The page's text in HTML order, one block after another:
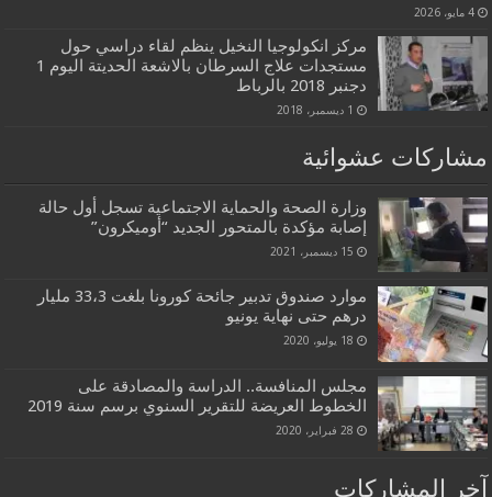
4 مايو، 2026
مركز انكولوجيا النخيل ينظم لقاء دراسي حول
مستجدات علاج السرطان بالاشعة الحديتة اليوم 1
دجنبر 2018 بالرباط
1 ديسمبر، 2018
مشاركات عشوائية
وزارة الصحة والحماية الاجتماعية تسجل أول حالة
إصابة مؤكدة بالمتحور الجديد “أوميكرون”
15 ديسمبر، 2021
موارد صندوق تدبير جائحة كورونا بلغت 33،3 مليار
درهم حتى نهاية يونيو
18 يوليو، 2020
مجلس المنافسة.. الدراسة والمصادقة على
الخطوط العريضة للتقرير السنوي برسم سنة 2019
28 فبراير، 2020
آخر المشاركات